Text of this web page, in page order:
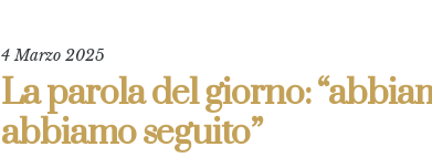
4 Marzo 2025
La parola del giorno:
abbiamo seguito”